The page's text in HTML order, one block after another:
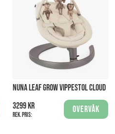
NUNA LEAF GROW VIPPESTOL CLOUD
3299 kr
Rek. pris:
Overvåk